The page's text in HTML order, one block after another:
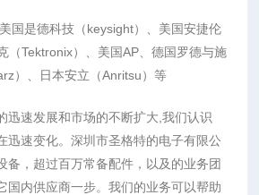
国是德科技（keysight）、美国安捷伦
（Tektronix）、美国AP、德国罗德与施
）、日本安立（Anritsu）等
迅速发展和市场的不断扩大,我们认识
迅速变化。深圳市圣格特的电子有限公
备，超过百万常备配件，以及的业务团
国内供应商一步。我们的业务可以帮助